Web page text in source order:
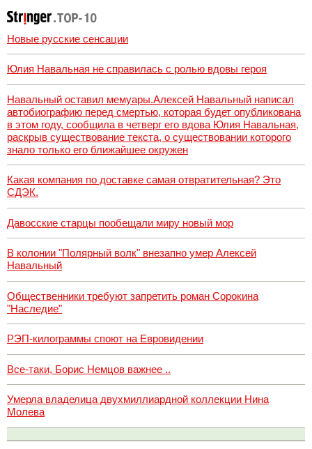
Новые русские сенсации
Юлия Навальная не справилась с ролью вдовы героя
Навальный оставил мемуары.Алексей Навальный написал
автобиографию перед смертью, которая будет опубликована
в этом году, сообщила в четверг его вдова Юлия Навальная,
раскрыв существование текста, о существовании которого
знало только его ближайшее окружен
Какая компания по доставке самая отвратительная? Это
СДЭК.
Давосские старцы пообещали миру новый мор
В колонии "Полярный волк" внезапно умер Алексей
Навальный
Общественники требуют запретить роман Сорокина
"Наследие"
РЭП-килограммы споют на Евровидении
Все-таки, Борис Немцов важнее ..
Умерла владелица двухмиллиардной коллекции Нина
Молева